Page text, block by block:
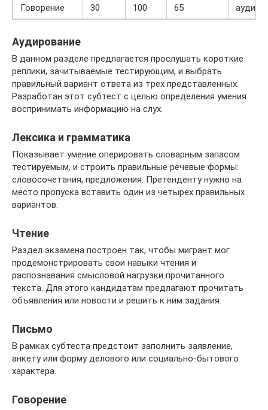
Говорение
30 100 65
Аудирование
В данном разделе предлагается прослушать короткие
реплики, зачитываемые тестирующим, и выбрать
правильный вариант ответа из трех представленных.
Разработан этот субтест с целью определения умения
воспринимать информацию на слух.
Лексика и грамматика
Показывает умение оперировать словарным запасом
тестируемым, и строить правильные речевые формы:
словосочетания, предложения. Претенденту нужно на
место пропуска вставить один из четырех правильных
вариантов.
Чтение
Раздел экзамена построен так, чтобы мигрант мог
продемонстрировать свои навыки чтения и
распознавания смысловой нагрузки прочитанного
текста. Для этого кандидатам предлагают прочитать
объявления или новости и решить к ним задания.
Письмо
В рамках субтеста предстоит заполнить заявление,
анкету или форму делового или социально-бытового
характера.
Говорение